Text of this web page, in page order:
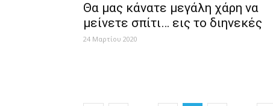
Θα μας κάνατε μεγάλη χάρη να
μείνετε σπίτι… εις το διηνεκές
24 Μαρτίου 2020